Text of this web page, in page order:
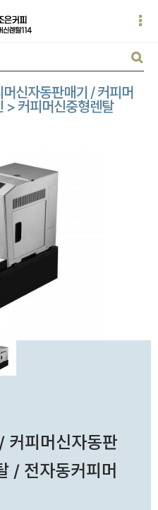
신자동판매기 / 커피머
> 커피머신중형렌탈
커피머신자동판
/ 전자동커피머